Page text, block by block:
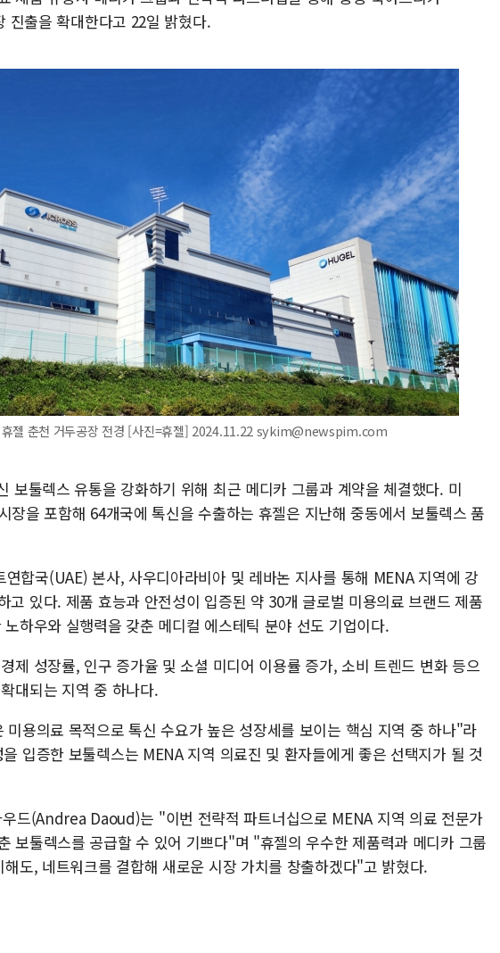
태국 학교서 중학생 총기 난사...최소 7명 사망
40.2도 찍은 서울 등 폭염중대경보 해제…
"文정부 악몽 재현 안돼"...李 부동산 세제
진출을 확대한다고 22일 밝혔다.
휴젤 춘천 거두공장 전경 [사진=휴젤] 2024.11.22 sykim@newspim.com
보툴렉스 유통을 강화하기 위해 최근 메디카 그룹과 계약을 체결했다. 미
장을 포함해 64개국에 톡신을 수출하는 휴젤은 지난해 중동에서 보툴렉스 품
연합국(UAE) 본사, 사우디아라비아 및 레바논 지사를 통해 MENA 지역에 강
고 있다. 제품 효능과 안전성이 입증된 약 30개 글로벌 미용의료 브랜드 제품
하우와 실행력을 갖춘 메디컬 에스테틱 분야 선도 기업이다.
제 성장률, 인구 증가율 및 소셜 미디어 이용률 증가, 소비 트렌드 변화 등으
대되는 지역 중 하나다.
용의료 목적으로 톡신 수요가 높은 성장세를 보이는 핵심 지역 중 하나"라
입증한 보툴렉스는 MENA 지역 의료진 및 환자들에게 좋은 선택지가 될 것
드(Andrea Daoud)는 "이번 전략적 파트너십으로 MENA 지역 의료 전문가
보툴렉스를 공급할 수 있어 기쁘다"며 "휴젤의 우수한 제품력과 메디카 그룹
도, 네트워크를 결합해 새로운 시장 가치를 창출하겠다"고 밝혔다.